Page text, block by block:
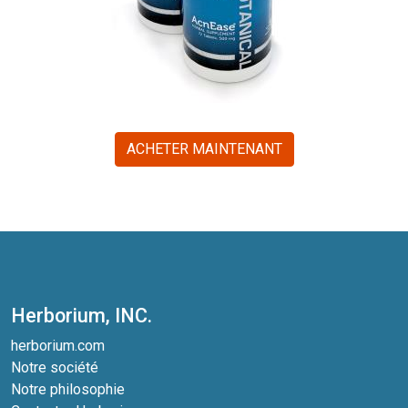
ACHETER MAINTENANT
Herborium, INC.
herborium.com
Notre société
Notre philosophie